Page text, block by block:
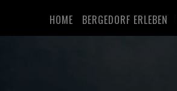
HOME BERGEDORF ERLEBEN